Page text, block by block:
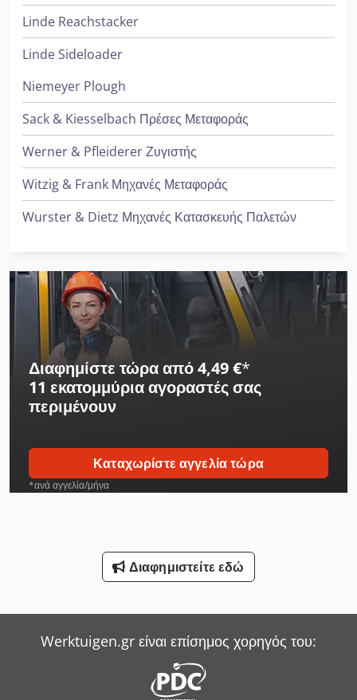
Linde Reachstacker
Linde Sideloader
Niemeyer Plough
Sack & Kiesselbach Πρέσες Μεταφοράς
Werner & Pfleiderer Ζυγιστής
Witzig & Frank Μηχανές Μεταφοράς
Wurster & Dietz Μηχανές Κατασκευής Παλετών
Διαφημίστε τώρα από 4,49 €*
11 εκατομμύρια αγοραστέςσας
περιμένουν
Καταχωρίστε αγγελία τώρα
*ανά αγγελία/μήνα
Διαφημιστείτε εδώ
Werktuigen.gr είναι επίσημος χορηγός του: